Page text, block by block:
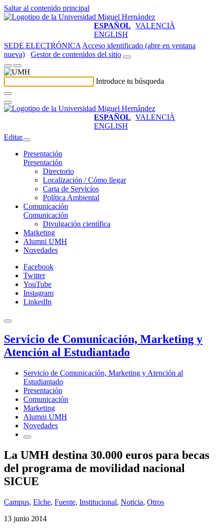
Saltar al contenido principal
ESPAÑOL VALENCIÀ
ENGLISH
SEDE ELECTRÓNICA Acceso identificado (abre en ventana
nueva)
Gestor de contenidos del sitio
Introduce tu búsqueda
ESPAÑOL VALENCIÀ
ENGLISH
Editar
Presentación
Presentación
Directorio
Localización / Cómo llegar
Carta de Servicios
Política Ambiental
Comunicación
Comunicación
Divulgación científica
Marketing
Alumni UMH
Novedades
Facebook
Twitter
YouTube
Instagram
LinkedIn
Servicio de Comunicación, Marketing y
Atención al Estudiantado
Servicio de Comunicación, Marketing y Atención al
Estudiantado
Presentación
Comunicación
Marketing
Alumni UMH
Novedades
La UMH destina 30.000 euros para becas
del programa de movilidad nacional
SICUE
Campus, Elche, Fuente, Institucional, Noticia, Otros
13 junio 2014